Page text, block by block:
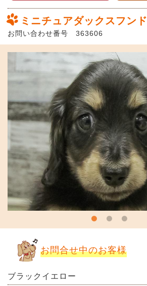
ミニチュアダックスフンド
お問い合わせ番号 363606
お問合せ中のお客様
ブラックイエロー